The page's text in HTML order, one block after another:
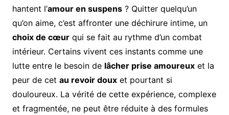
hantent l’amour en suspens? Quitter quelqu’un
qu’on aime, c’est affronter une déchirure intime, un
choix de cœurqui se fait au rythme d’un combat
intérieur. Certains vivent ces instants comme une
lutte entre le besoin de lâcher prise amoureuxet la
peur de cet au revoir douxet pourtant si
douloureux. La vérité de cette expérience, complexe
et fragmentée, ne peut être réduite à des formules